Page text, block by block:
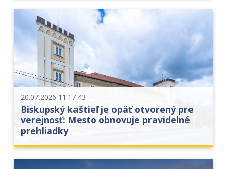
20.07.2026 11:17:43
Biskupský kaštieľ je opäť otvorený pre
verejnosť: Mesto obnovuje pravidelné
prehliadky